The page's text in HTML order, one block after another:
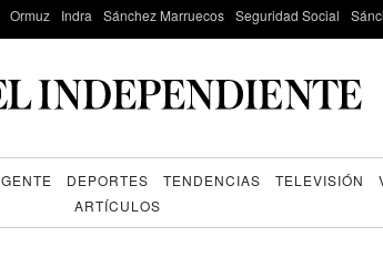
Ormuz Indra Sánchez Marruecos Seguridad Social
GENTE DEPORTES TENDENCIAS TELEVISIÓN
ARTÍCULOS